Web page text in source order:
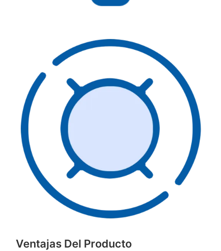
Ventajas Del Producto